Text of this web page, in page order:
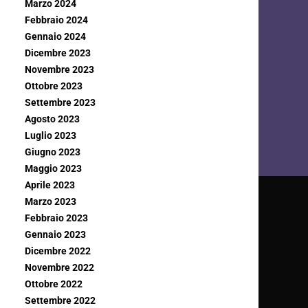
Marzo 2024
Febbraio 2024
Gennaio 2024
Dicembre 2023
Novembre 2023
Ottobre 2023
Settembre 2023
Agosto 2023
Luglio 2023
Giugno 2023
Maggio 2023
Aprile 2023
Marzo 2023
Febbraio 2023
Gennaio 2023
Dicembre 2022
Novembre 2022
Ottobre 2022
Settembre 2022